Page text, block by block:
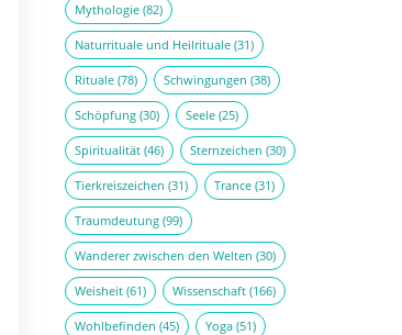
Mythologie (82)
Naturrituale und Heilrituale (31)
Rituale (78) Schwingungen (38)
Schöpfung (30) Seele (25)
Spiritualität (46) Sternzeichen (30)
Tierkreiszeichen (31) Trance (31)
Traumdeutung (99)
Wanderer zwischen den Welten (30)
Weisheit (61) Wissenschaft (166)
Wohlbefinden (45) Yoga (51)